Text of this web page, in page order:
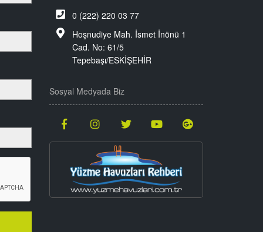
0 (222) 220 03 77
Hoşnudiye Mah. İsmet İnönü 1
Cad. No: 61/5
Tepebaşı/ESKİŞEHİR
Sosyal Medyada Biz